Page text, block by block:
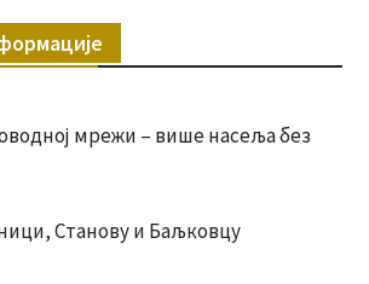
мрежи – више насеља без
Станову и Баљковцу